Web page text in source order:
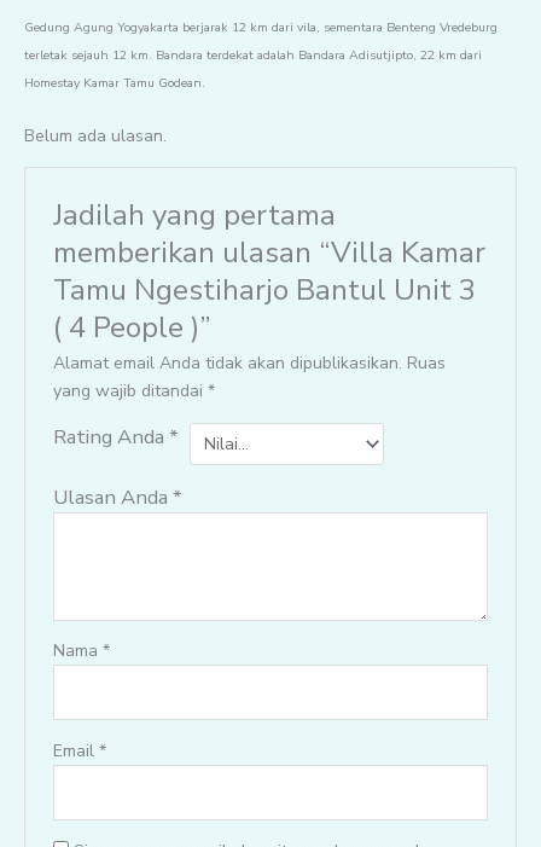
Gedung Agung Yogyakarta berjarak 12 km dari vila, sementara Benteng Vredeburg
terletak sejauh 12 km. Bandara terdekat adalah Bandara Adisutjipto, 22 km dari
Homestay Kamar Tamu Godean.
Belum ada ulasan.
Jadilah yang pertama
memberikan ulasan “Villa Kamar
Tamu Ngestiharjo Bantul Unit 3
( 4 People )”
Alamat email Anda tidak akan dipublikasikan. Ruas
yang wajib ditandai*
Rating Anda*
Ulasan Anda*
Nama*
Email*